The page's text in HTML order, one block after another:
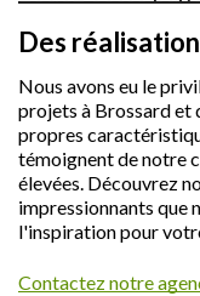
Des
Nous avons eu le
projets à Brossard et
propres
témoignent de notre
élevées. Découvrez
impressionnants que
l'inspiration pour
Contactez notre